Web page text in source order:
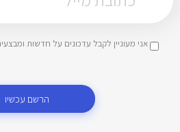
אני מעוניין לקבל עדכונים על חדשות
הרשם עכשיו